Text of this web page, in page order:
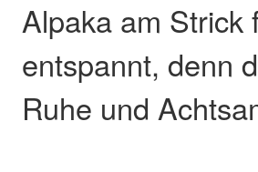
Alpaka am Strick
entspannt, denn
Ruhe und